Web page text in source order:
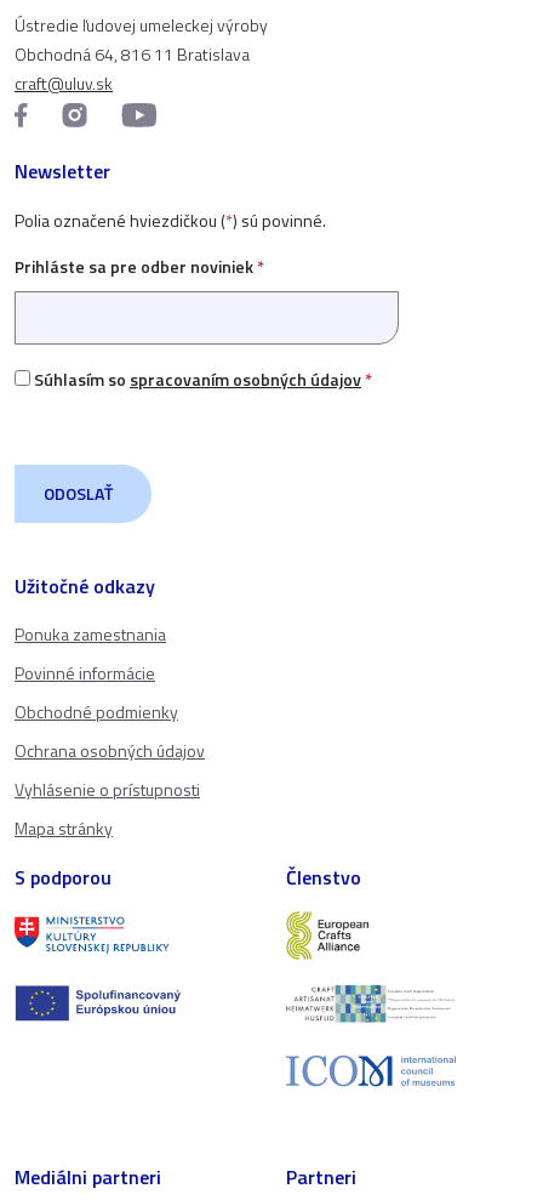
Užitočné odkazy
Ponuka zamestnania
Povinné informácie
Obchodné podmienky
Ochrana osobných údajov
Vyhlásenie o prístupnosti
Mapa stránky
Ústredie ľudovej umeleckej výroby
Obchodná 64, 816 11 Bratislava
craft@uluv.sk
Newsletter
Polia označené hviezdičkou (*) sú povinné.
Prihláste sa pre odber noviniek*
Súhlasím so spracovaním osobných údajov*
S podporou Členstvo
Mediálni partneri Partneri